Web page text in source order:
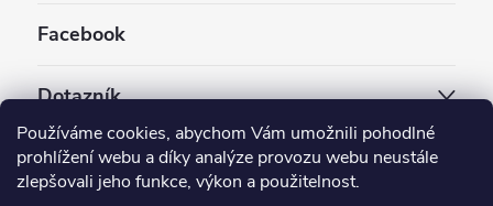
Používáme cookies, abychom Vám umožnili pohodlné
prohlížení webu a díky analýze provozu webu neustále
zlepšovali jeho funkce, výkon a použitelnost.
Facebook
Dotazník
Jaký styl vapování vám vyhovuje ?